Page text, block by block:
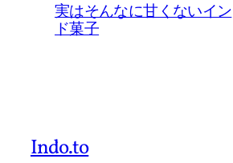
実はそんなに甘くないイン
ド菓子
Indo.to